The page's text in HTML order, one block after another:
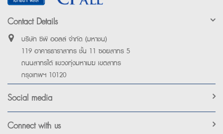
Contact Details
บริษัท ซีพี ออลล์ จำกัด (มหาชน)
119 อาคารธาราสาทร ชั้น 11 ซอยสาทร 5
ถนนสาทรใต้ แขวงทุ่งมหาเมฆ เขตสาทร
กรุงเทพฯ 10120
Social media
Connect with us